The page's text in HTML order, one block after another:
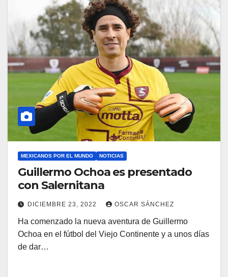
MEXICANOS POR EL MUNDO NOTICIAS
Guillermo Ochoa es presentado
con Salernitana
DICIEMBRE 23, 2022 OSCAR SÁNCHEZ
Ha comenzado la nueva aventura de Guillermo
Ochoa en el fútbol del Viejo Continente y a unos días
de dar…